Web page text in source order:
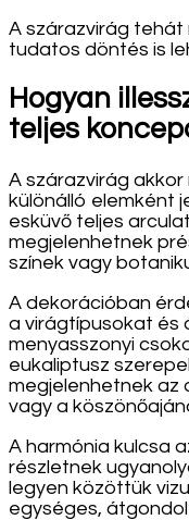
A szárazvirág tehát
tudatos döntés is
Hogyan
teljes
A szárazvirág
különálló elemként
esküvő teljes
megjelenhetnek
színek vagy
A dekorációban
a virágtípusokat és
menyasszonyi
eukaliptusz
megjelenhetnek az
vagy a
A harmónia kulcsa
részletnek
legyen közöttük
egységes,